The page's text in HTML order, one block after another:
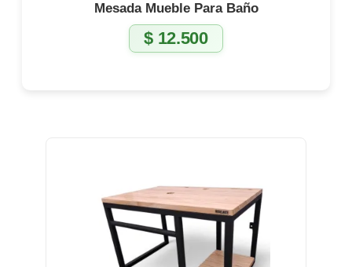
Mesada Mueble Para Baño
$12.500